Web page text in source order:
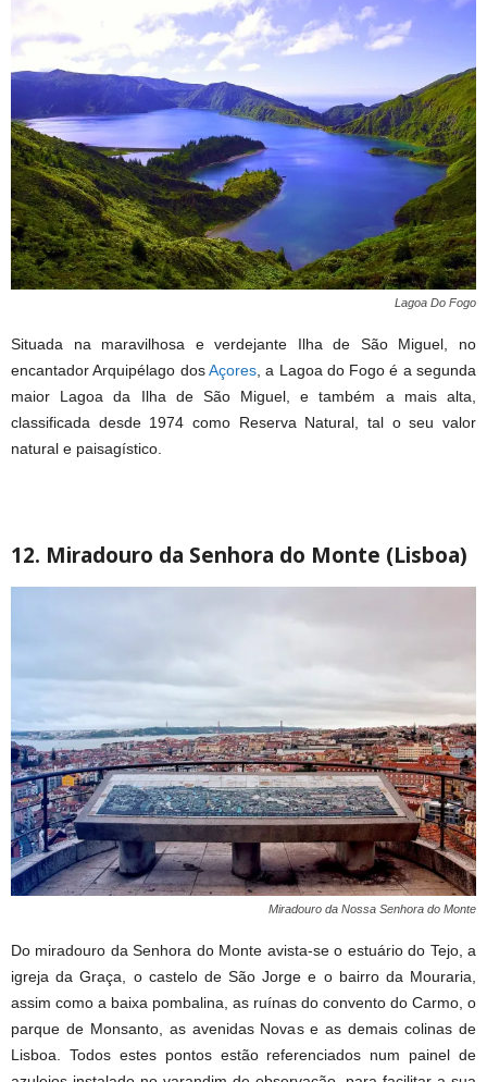
Lagoa Do Fogo
Situada na maravilhosa e verdejante Ilha de São Miguel, no
encantador Arquipélago dosAçores, a Lagoa do Fogo é a segunda
maior Lagoa da Ilha de São Miguel, e também a mais alta,
classificada desde 1974 como Reserva Natural, tal o seu valor
natural e paisagístico.
12. Miradouro da Senhora do Monte (Lisboa)
Miradouro da Nossa Senhora do Monte
Do miradouro da Senhora do Monte avista-se o estuário do Tejo, a
igreja da Graça, o castelo de São Jorge e o bairro da Mouraria,
assim como a baixa pombalina, as ruínas do convento do Carmo, o
parque de Monsanto, as avenidas Novas e as demais colinas de
Lisboa. Todos estes pontos estão referenciados num painel de